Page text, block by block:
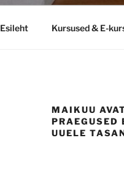
Esileht Kursused & E-
MAIKUU
PRAEGUSED
UUELE